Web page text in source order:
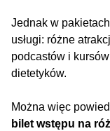
Jednak w
usługi: różne
podcastów i
dietetyków.
Można więc
bilet wstępu na